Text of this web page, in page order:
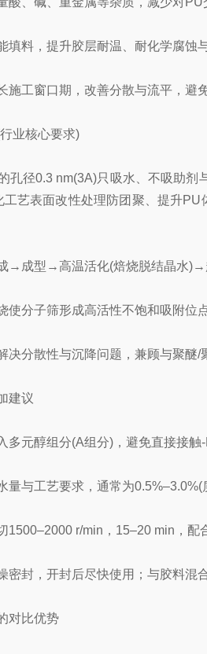
料，提升胶层耐温、耐化学腐蚀
工窗口期，改善分散与流平，避
业核心要求)
径0.3 nm(3A)只吸水、不吸助剂
艺表面改性处理防团聚、提升
成型→高温活化(焙烧脱结晶水
分子筛形成高活性不饱和吸附位
分散性与沉降问题，兼顾与聚醚/
建议
元醇组分(A组分)，避免直接接触-
与工艺要求，通常为0.5%–3.0%(
r/min，15–20 min，配
封，开封后尽快使用；与胶料混
比优势